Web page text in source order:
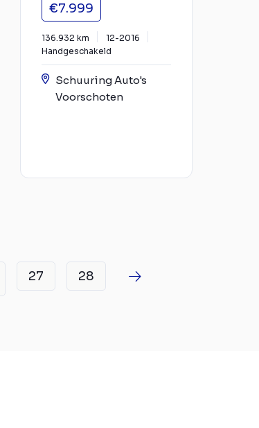
€7.999
136.932 km
12-2016
Handgeschakeld
Schuuring Auto's
Voorschoten
27 28